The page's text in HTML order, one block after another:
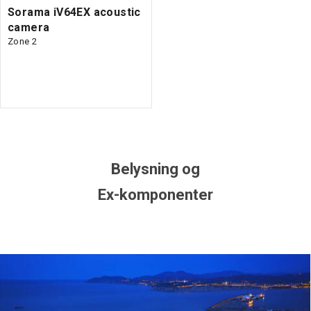
Sorama iV64EX acoustic
camera
Zone 2
Belysning og
Ex-komponenter